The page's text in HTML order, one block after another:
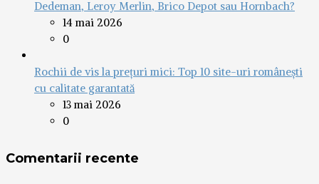
Dedeman, Leroy Merlin, Brico Depot sau Hornbach?
14 mai 2026
0
Rochii de vis la prețuri mici: Top 10 site-uri românești
cu calitate garantată
13 mai 2026
0
Comentarii recente